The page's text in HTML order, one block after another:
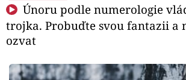
Únoru podle numerologie
trojka. Probuďte svou fantazii a
ozvat